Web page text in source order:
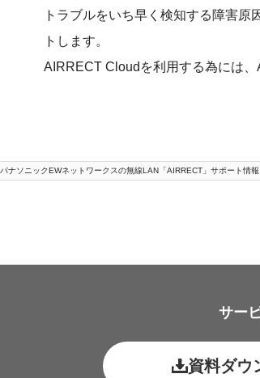
トラブルをいち早く検知する障害
トします。
AIRRECT Cloudを利用する為には、
パナソニックEWネットワークスの無線LAN「AIRRECT」サポート情
サー
資料ダウ